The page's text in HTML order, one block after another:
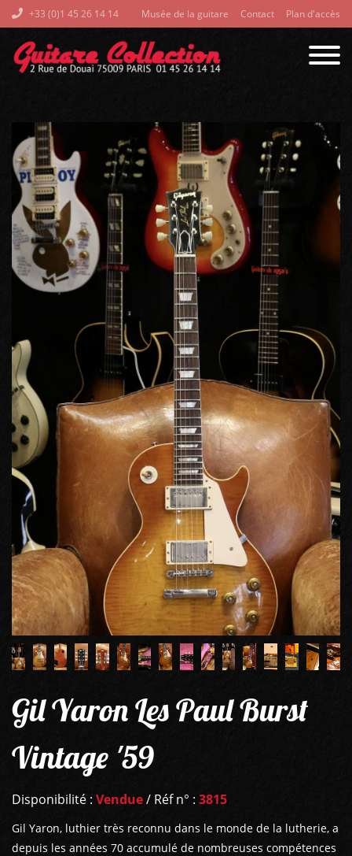
+33 (0)1 45 26 14 14 Musée de la guitare Contact Plan d'accès
Gil Yaron Les Paul Burst
Vintage '59
Disponibilité : Vendue/ Réf n° : 3815
Gil Yaron, luthier très reconnu dans le monde de la lutherie, a
depuis les années 70 accumulé de nombreuses compétences